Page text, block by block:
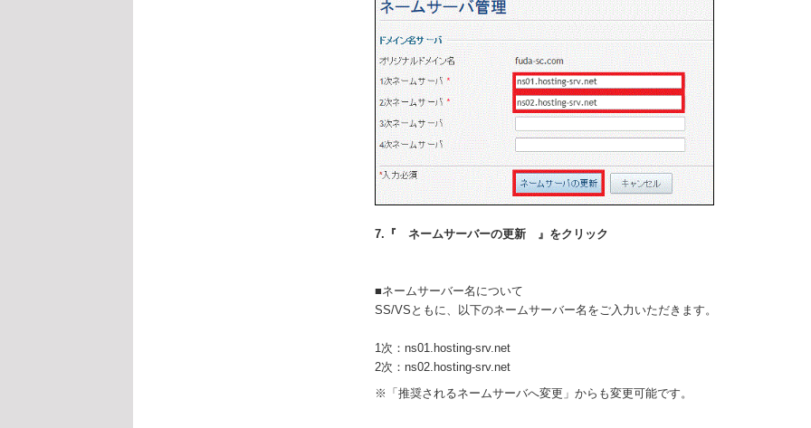
7.『 ネームサーバーの更新 』をクリック
■ネームサーバー名について
SS/VSともに、以下のネームサーバー名をご入力いただきます。
1次：ns01.hosting-srv.net
2次：ns02.hosting-srv.net
※「推奨されるネームサーバへ変更」からも変更可能です。